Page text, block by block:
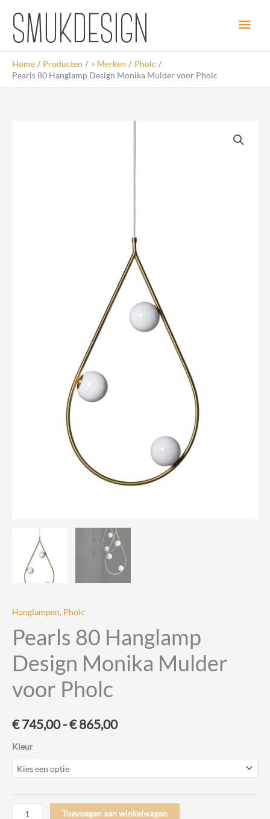
inhoud
Home Producten > Merken
Pholc
Pearls 80 Hanglamp Design Monika Mulder voor Pholc
Hanglampen, Pholc
Pearls 80 Hanglamp
Design Monika Mulder
voor Pholc
€745,00 -€865,00Prijsklasse:
Kleur
Pearls
Toevoegen aan winkelwagen